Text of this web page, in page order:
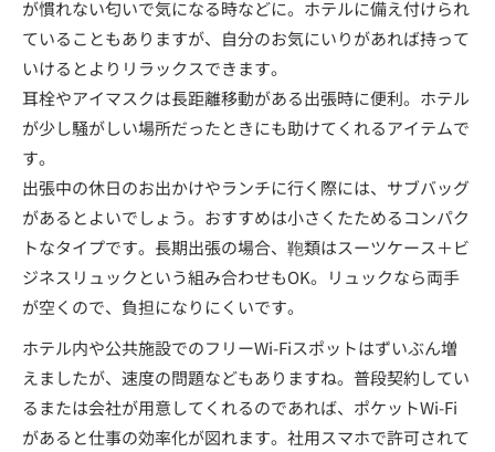
が慣れない匂いで気になる時などに。ホテルに備え付けられ
ていることもありますが、自分のお気にいりがあれば持って
いけるとよりリラックスできます。
耳栓やアイマスクは長距離移動がある出張時に便利。ホテル
が少し騒がしい場所だったときにも助けてくれるアイテムで
す。
出張中の休日のお出かけやランチに行く際には、サブバッグ
があるとよいでしょう。おすすめは小さくたためるコンパク
トなタイプです。長期出張の場合、鞄類はスーツケース＋ビ
ジネスリュックという組み合わせもOK。リュックなら両手
が空くので、負担になりにくいです。
ホテル内や公共施設でのフリーWi-Fiスポットはずいぶん増
えましたが、速度の問題などもありますね。普段契約してい
るまたは会社が用意してくれるのであれば、ポケットWi-Fi
があると仕事の効率化が図れます。社用スマホで許可されて